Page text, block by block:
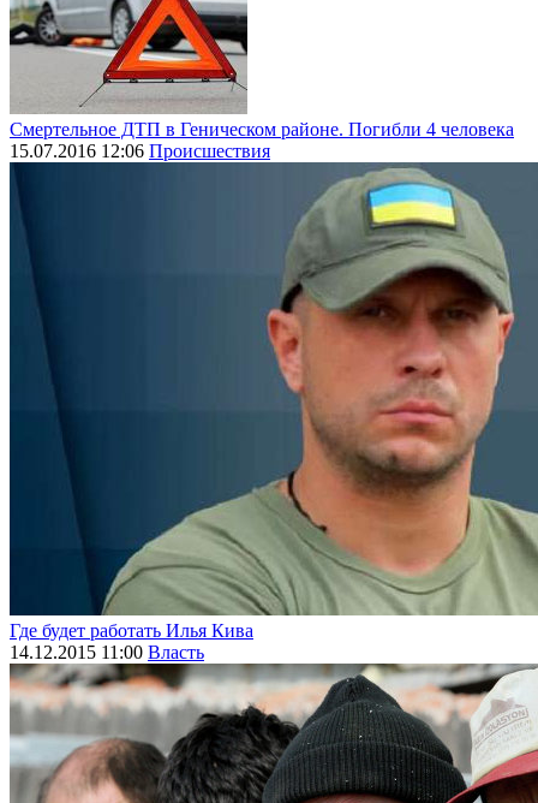
Смертельное ДТП в Геническом районе. Погибли 4 человека
15.07.2016 12:06 Происшествия
Где будет работать Илья Кива
14.12.2015 11:00 Власть